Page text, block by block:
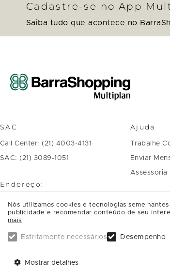
Cadastre-se no App
Saiba tudo que acontece no
SAC
Call Center: (21) 4003-4131
SAC: (21) 3089-1051
Endereço:
Avenida das Américas, 4.666 Barra
da Tijuca
CEP: 22640-102, Rio de Janeiro - RJ
SAIBA COMO CHEGAR
Ajuda
Trabalhe
Enviar
Assessoria
Nós utilizamos cookies e tecnologias
publicidade e recomendar conteúdo de seu
mais
Estritamente necessários Desempenho
Mostrar detalhes